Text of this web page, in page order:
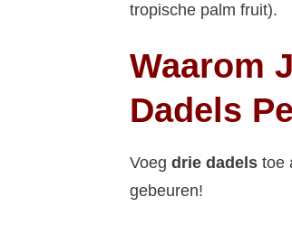
tropische palm fruit).
Waarom
Dadels
Voeg drie dadels toe
gebeuren!